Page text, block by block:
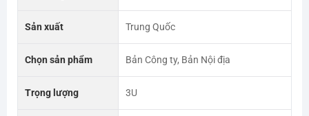
Sản xuất Trung Quốc
Chọn sản phẩm Bản Công ty, Bản Nội địa
Trọng lượng 3U